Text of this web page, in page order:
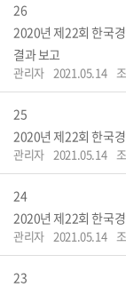
26
2020년 제22회 한국
결과 보고
관리자 2021.05.14
25
2020년 제22회 한국
관리자 2021.05.14
24
2020년 제22회 한국
관리자 2021.05.14
23